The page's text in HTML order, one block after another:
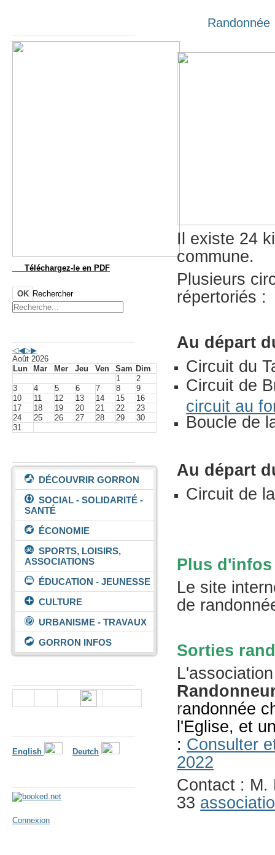
Téléchargez-le en PDF
OK Rechercher
Août 2026
Lun
Mar Mer Jeu Ven Sam Dim
1
2
3
4 5 6 7 8
9
10
11 12 13 14 15
16
17
18 19 20 21 22
23
24
25 26 27 28 29
30
31
DÉCOUVRIR GORRON
SOCIAL - SOLIDARITÉ -
SANTÉ
ÉCONOMIE
SPORTS, LOISIRS,
ASSOCIATIONS
ÉDUCATION - JEUNESSE
CULTURE
URBANISME - TRAVAUX
GORRON INFOS
English Deutch
Connexion
Randonnée
Il existe 24
commune.
Plusieurs
répertoriés :
Au départ
Circuit du
Circuit de
circuit au
Boucle de
Au départ
Circuit de
Plus
Le site
de
Sorties
randonnée
l'Eglise, et
: Consulter
2022
Contact : M.
33